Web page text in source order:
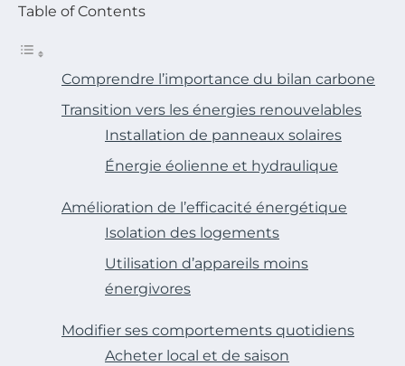
Table of Contents
Comprendre l’importance du bilan carbone
Transition vers les énergies renouvelables
Installation de panneaux solaires
Énergie éolienne et hydraulique
Amélioration de l’efficacité énergétique
Isolation des logements
Utilisation d’appareils moins
énergivores
Modifier ses comportements quotidiens
Acheter local et de saison